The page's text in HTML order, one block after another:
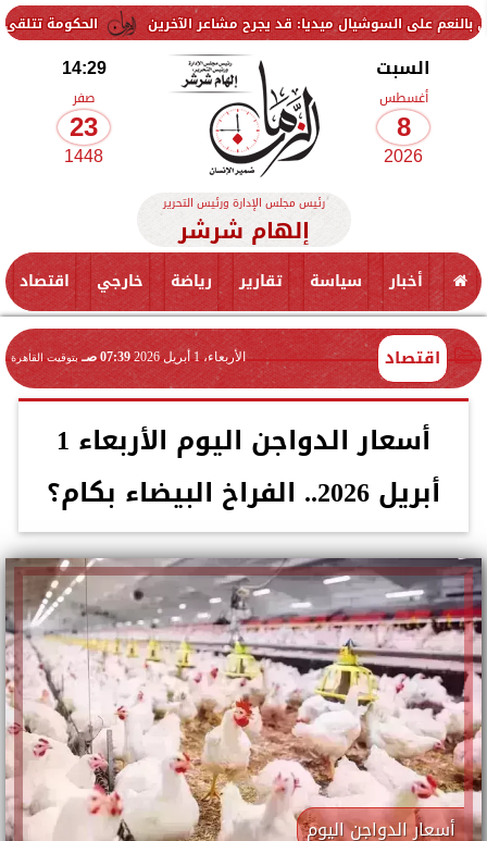
الحكومة تتلقى 229 ألف شكوى وطلب واستفسار خلال يوليو.. ومدبولي يوجه بسرعة الاستجابة للمواطنين السوشيال ميديا: قد يجرح مشاعر الآخرين
السبت
أغسطس
8
2026
14:29
صفر
23
1448
رئيس مجلس الإدارة ورئيس التحرير
إلهام شرشر
أخبار سياسة تقارير رياضة خارجي اقتصاد
اقتصاد الأربعاء، 1 أبريل 2026 07:39 صـ بتوقيت القاهرة
أسعار الدواجن اليوم الأربعاء 1
أبريل 2026.. الفراخ البيضاء بكام؟
أسعار الدواجن اليوم